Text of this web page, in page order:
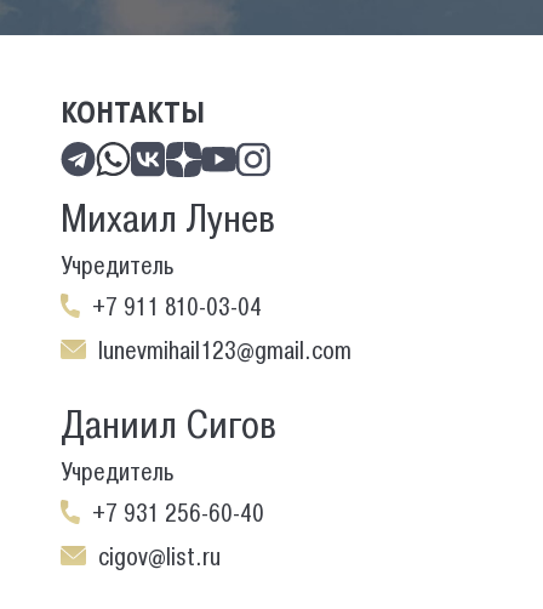
КОНТАКТЫ
Михаил Лунев
Учредитель
+7 911 810-03-04
lunevmihail123@gmail.com
Даниил Сигов
Учредитель
+7 931 256-60-40
cigov@list.ru